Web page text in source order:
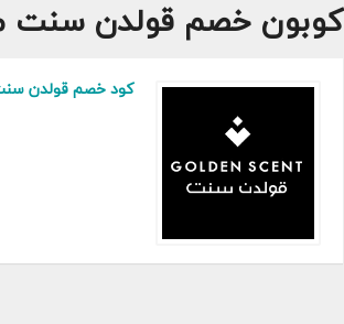
كوبون خصم قولدن سنت
كود خصم قولدن